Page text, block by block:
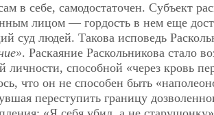
в себе, самодостаточен. Субъект
лицом — гордость в нем еще
суд людей. Такова исповедь
. Раскаяние Раскольникова стало
личности, способной «через кровь
что он не способен быть
переступить границу